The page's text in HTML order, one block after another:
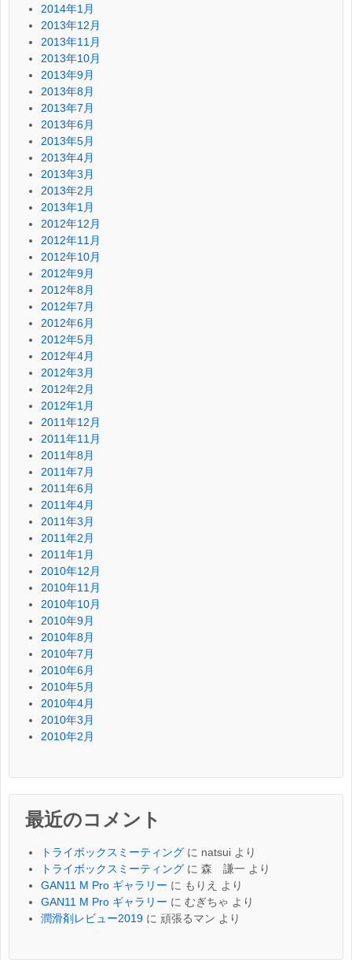
2014年1月
2013年12月
2013年11月
2013年10月
2013年9月
2013年8月
2013年7月
2013年6月
2013年5月
2013年4月
2013年3月
2013年2月
2013年1月
2012年12月
2012年11月
2012年10月
2012年9月
2012年8月
2012年7月
2012年6月
2012年5月
2012年4月
2012年3月
2012年2月
2012年1月
2011年12月
2011年11月
2011年8月
2011年7月
2011年6月
2011年4月
2011年3月
2011年2月
2011年1月
2010年12月
2010年11月
2010年10月
2010年9月
2010年8月
2010年7月
2010年6月
2010年5月
2010年4月
2010年3月
2010年2月
最近のコメント
トライボックスミーティング に natsui より
トライボックスミーティング に 森 謙一 より
GAN11 M Pro ギャラリー に もりえ
より
GAN11 M Pro ギャラリー に むぎちゃ より
潤滑剤レビュー2019 に 頑張るマン より